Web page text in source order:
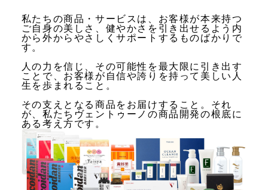
私たちの商品・サービスは、お客様が本来持つ
ご自身の美しさ、健やかさを引き出せるよう内
から外からやさしくサポートするものばかりで
す。
人の力を信じ、その可能性を最大限に引き出す
ことで、お客様が自信や誇りを持って美しい人
生を歩まれること。
その支えとなる商品をお届けすること。それ
が、私たちヴェントゥーノの商品開発の根底に
ある考え方です。